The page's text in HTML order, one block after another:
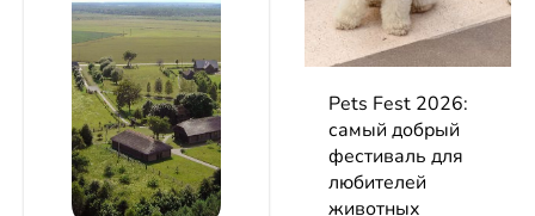
Pets Fest 2026:
самый добрый
фестиваль для
любителей
животных